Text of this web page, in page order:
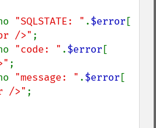
echo
"SQLSTATE: " .$error
/>" ;
echo
"code: " .$error
;
echo
"message: " .$error
/>" ;